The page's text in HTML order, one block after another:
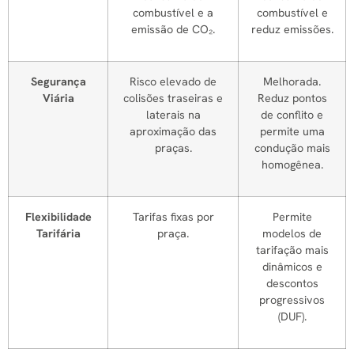
combustível e a
emissão de CO₂.
combustível e
reduz emissões.
Segurança
Viária
Risco elevado de
colisões traseiras e
laterais na
aproximação das
praças.
Melhorada.
Reduz pontos
de conflito e
permite uma
condução mais
homogênea.
Flexibilidade
Tarifária
Tarifas fixas por
praça.
Permite
modelos de
tarifação mais
dinâmicos e
descontos
progressivos
(DUF).